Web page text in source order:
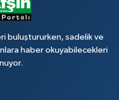
buluştururken, sadelik ve
haber okuyabilecekleri